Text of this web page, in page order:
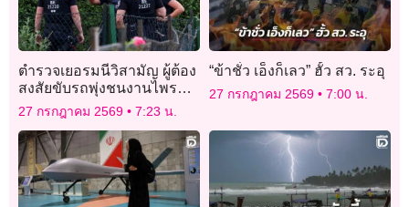
ตำรวจเยอรมนีวิสามัญ ผู้ต้อง
สงสัยขับรถพุ่งชนงานไพรด์
ในเบอร์ลิน
27 กรกฎาคม 2569 7:23 น.
“ข้าชั่ว เอ็งก็เลว” ฮั้ว สว. ระอุ
27 กรกฎาคม 2569 7:00 น.